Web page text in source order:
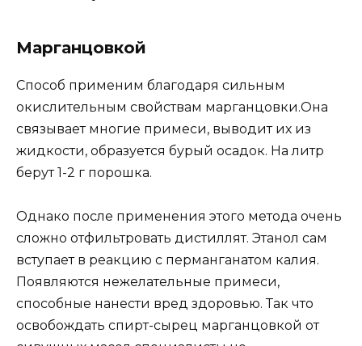
Марганцовкой
Способ применим благодаря сильным
окислительным свойствам марганцовки.Она
связывает многие примеси, выводит их из
жидкости, образуется бурый осадок. На литр
берут 1-2 г порошка.
Однако после применения этого метода очень
сложно отфильтровать дистиллят. Этанол сам
вступает в реакцию с перманганатом калия.
Появляются нежелательные примеси,
способные нанести вред здоровью. Так что
освобождать спирт-сырец марганцовкой от